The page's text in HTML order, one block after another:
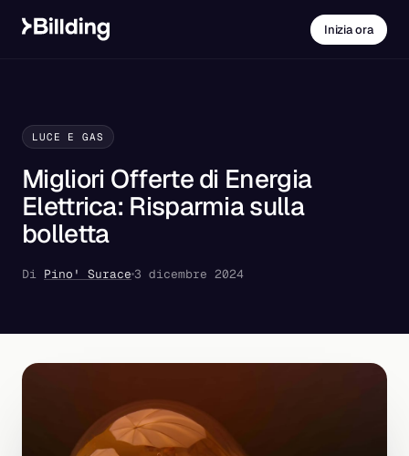
Inizia ora
LUCE E GAS
Migliori Offerte di Energia
Elettrica: Risparmia sulla
bolletta
Di Pino' Surace 3 dicembre 2024